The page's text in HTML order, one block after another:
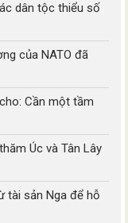
dân tộc thiểu số
của NATO đã
Cần một tầm
Úc và Tân Lây
tài sản Nga để hỗ